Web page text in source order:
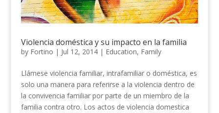
Violencia doméstica y su impacto en la familia
by Fortino | Jul 12, 2014| Education, Family
Llámese violencia familiar, intrafamiliar o doméstica, es
solo una manera para referirse a la violencia dentro de
la convivencia familiar por parte de un miembro de la
familia contra otro. Los actos de violencia domestica